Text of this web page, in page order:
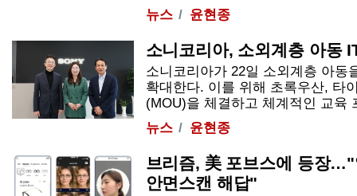
뉴스
윤현종
소니코리아, 소외계층 아동
소니코리아가 22일 소외계층 아동
확대한다. 이를 위해 초록우산, 타
(MOU)을 체결하고 체계적인 교육
뉴스
윤현종
브리즘, 美 포브스에 등장
안면스캔 해답"